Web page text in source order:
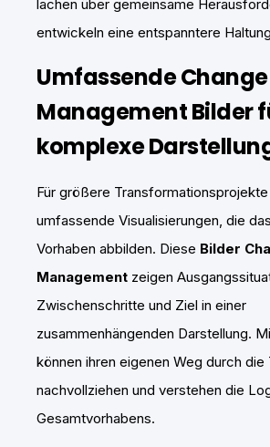
lachen über gemeinsame
entwickeln eine entspanntere
Umfassende Change
Management Bilder
komplexe
Für größere
umfassende Visualisierungen, die
Vorhaben abbilden. Diese Bilder
Management zeigen
Zwischenschritte und Ziel in einer
zusammenhängenden Darstellung.
können ihren eigenen Weg durch die
nachvollziehen und verstehen die
Gesamtvorhabens.